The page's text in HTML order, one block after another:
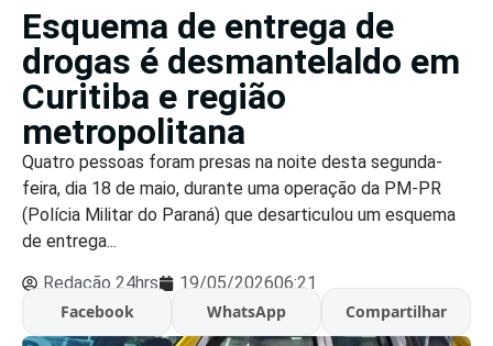
Esquema de entrega de
drogas é desmantelaldo em
Curitiba e região
metropolitana
Quatro pessoas foram presas na noite desta segunda-
feira, dia 18 de maio, durante uma operação da PM-PR
(Polícia Militar do Paraná) que desarticulou um esquema
de entrega...
Redação 24hrs 19/05/202606:21
Facebook
WhatsApp Compartilhar